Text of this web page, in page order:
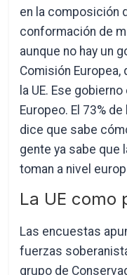
en la composición
conformación de
aunque no hay un
Comisión
la UE. Ese
Europeo. El 73%
dice que sabe
gente ya sabe que
toman a nivel
La UE como
Las encuestas
fuerzas
grupo de